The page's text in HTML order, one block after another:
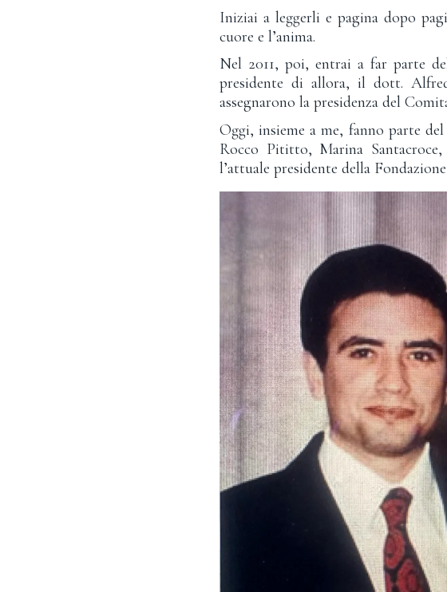
Iniziai a leggerli e pagina dopo
cuore e l’anima.
Nel 2011, poi, entrai a far parte
presidente di allora, il dott.
assegnarono la presidenza del
Oggi, insieme a me, fanno parte
Rocco Pititto, Marina Santacroce,
l’attuale presidente della